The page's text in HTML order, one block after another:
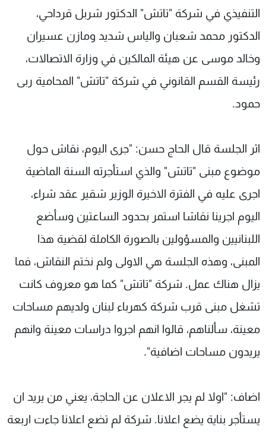
التنفيذي في شركة "تاتش" الدكتور شربل قرداحي،
الدكتور محمد شعبان والياس شديد ومازن عسيران
وخالد موسى عن هيئة المالكين في وزارة الاتصالات،
رئيسة القسم القانوني في شركة "تاتش" المحامية ربى
حمود.
اثر الجلسة قال الحاج حسن: "جرى اليوم، نقاش حول
موضوع مبنى "تاتش" والذي استأجرته السنة الماضية
اجرى عليه في الفترة الاخيرة الوزير شقير عقد شراء،
اليوم اجرينا نقاشا استمر بحدود الساعتين وسأضع
اللبنانيين والمسؤولين بالصورة الكاملة لقضية هذا
المبنى، وهذه الجلسة هي الاولى ولم نختم النقاش، فما
يزال هناك عمل. شركة "تاتش" كما هو معروف كانت
تشغل مبنى قرب شركة كهرباء لبنان ولديهم مساحات
معينة، سألناهم، قالوا انهم اجروا دراسات معينة وانهم
يريدون مساحات اضافية".
اضاف: "اولا لم يجر الاعلان عن الحاجة، يعني من يريد ان
يستأجر بناية يضع اعلانا. شركة لم تضع اعلانا جاءت اربعة